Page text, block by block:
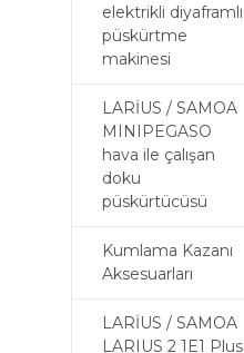
elektrikli diyaframlı
püskürtme
makinesi
LARİUS / SAMOA
MINIPEGASO
hava ile çalışan
doku
püskürtücüsü
Kumlama Kazanı
Aksesuarları
LARİUS / SAMOA
LARIUS 2 1E1 Plus